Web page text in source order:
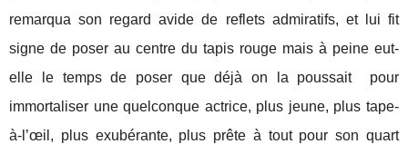
remarqua son regard avide de reflets admiratifs, et lui fit
signe de poser au centre du tapis rouge mais à peine eut-
elle le temps de poser que déjà on la poussait
pour
immortaliser une quelconque actrice, plus jeune, plus tape-
à-l’œil, plus exubérante, plus prête à tout pour son quart